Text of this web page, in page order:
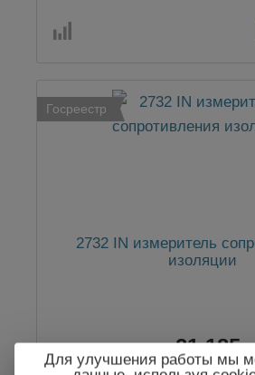
Госреестр
2732 IN измеритель
изоляции
21 185
Для улучшения работы мы